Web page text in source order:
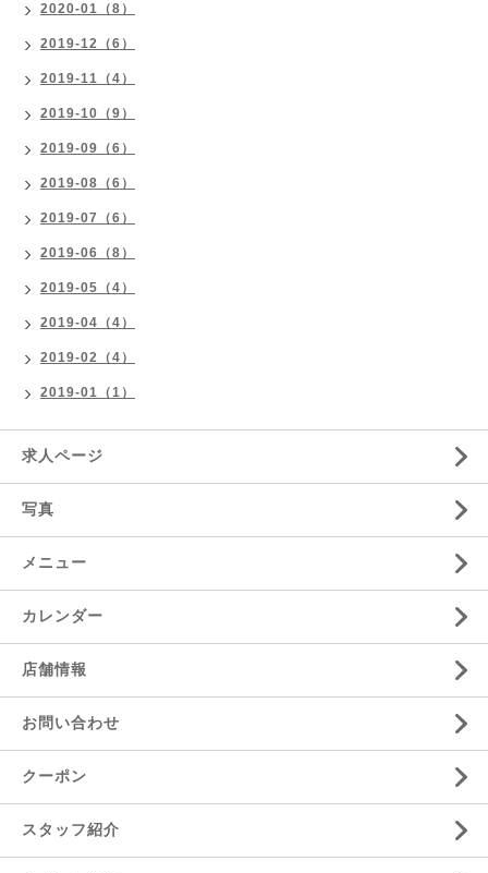
2020-01（8）
2019-12（6）
2019-11（4）
2019-10（9）
2019-09（6）
2019-08（6）
2019-07（6）
2019-06（8）
2019-05（4）
2019-04（4）
2019-02（4）
2019-01（1）
求人ページ
写真
メニュー
カレンダー
店舗情報
お問い合わせ
クーポン
スタッフ紹介